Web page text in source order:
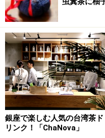
銀座で楽しむ人気の台湾茶ド
リンク！「ChaNova」